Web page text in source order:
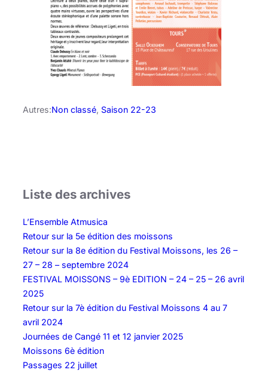
Autres:Non classé, Saison 22-23
Liste des archives
L’Ensemble Atmusica
Retour sur la 5e édition des moissons
Retour sur la 8e édition du Festival Moissons, les 26 –
27 – 28 – septembre 2024
FESTIVAL MOISSONS – 9è EDITION – 24 – 25 – 26 avril
2025
Retour sur la 7è édition du Festival Moissons 4 au 7
avril 2024
Journées de Cangé 11 et 12 janvier 2025
Moissons 6è édition
Passages 22 juillet